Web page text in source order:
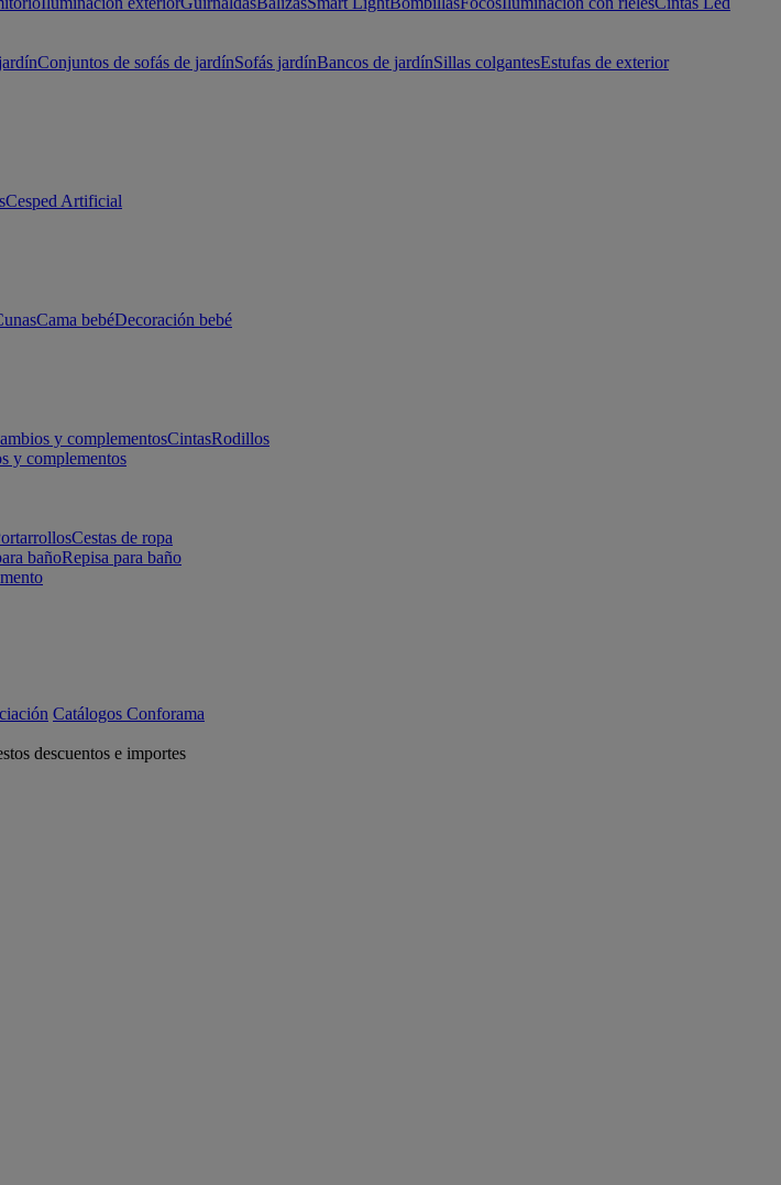
Conjuntos de sofás de jardínSofás jardínBancos de jardínSillas colgantesEstufas de exterior
Cesped Artificial
Cama bebéDecoración bebé
y complementosCintasRodillos
y complementos
Cestas de ropa
bañoRepisa para baño
Catálogos Conforama
descuentos e importes